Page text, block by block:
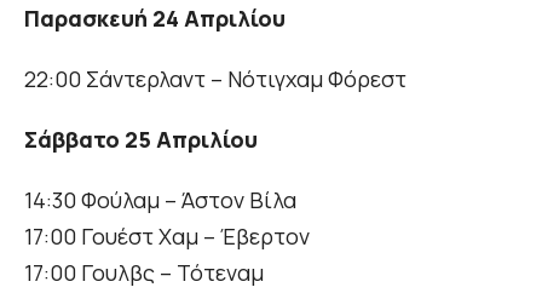
Παρασκευή 24 Απριλίου
22:00 Σάντερλαντ – Νότιγχαμ Φόρεστ
Σάββατο 25 Απριλίου
14:30 Φούλαμ – Άστον Βίλα
17:00 Γουέστ Χαμ – Έβερτον
17:00 Γουλβς – Τότεναμ